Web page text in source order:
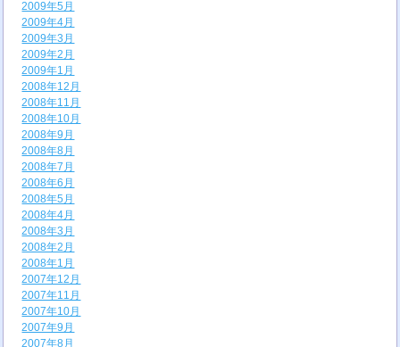
2009年5月
2009年4月
2009年3月
2009年2月
2009年1月
2008年12月
2008年11月
2008年10月
2008年9月
2008年8月
2008年7月
2008年6月
2008年5月
2008年4月
2008年3月
2008年2月
2008年1月
2007年12月
2007年11月
2007年10月
2007年9月
2007年8月